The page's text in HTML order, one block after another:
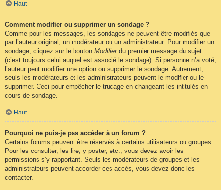
Haut
Comment modifier ou supprimer un sondage ?
Comme pour les messages, les sondages ne peuvent être modifiés que
par l’auteur original, un modérateur ou un administrateur. Pour modifier un
sondage, cliquez sur le bouton Modifierdu premier message du sujet
(c’est toujours celui auquel est associé le sondage). Si personne n’a voté,
l’auteur peut modifier une option ou supprimer le sondage. Autrement,
seuls les modérateurs et les administrateurs peuvent le modifier ou le
supprimer. Ceci pour empêcher le trucage en changeant les intitulés en
cours de sondage.
Haut
Pourquoi ne puis-je pas accéder à un forum ?
Certains forums peuvent être réservés à certains utilisateurs ou groupes.
Pour les consulter, les lire, y poster, etc., vous devez avoir les
permissions s’y rapportant. Seuls les modérateurs de groupes et les
administrateurs peuvent accorder ces accès, vous devez donc les
contacter.